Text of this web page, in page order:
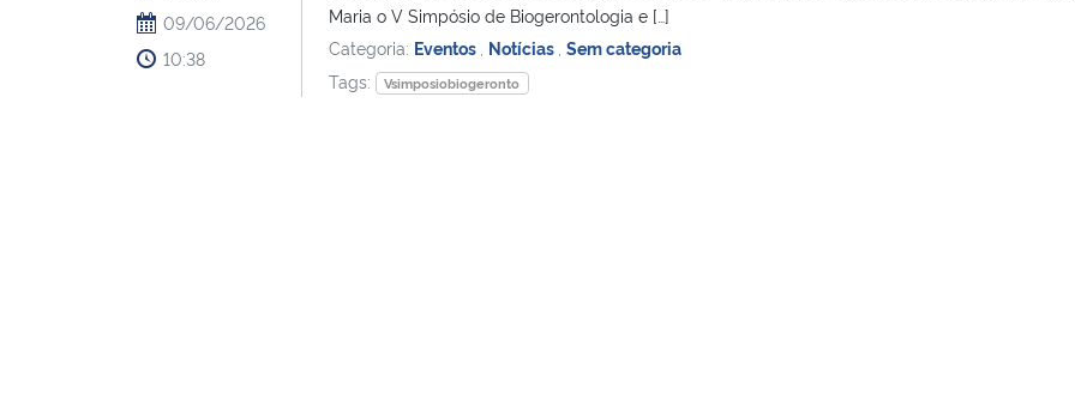
09/06/2026
10:38
Maria o V Simpósio de Biogerontologia e […]
Categoria: Eventos Notícias Sem categoria
Tags:
Vsimposiobiogeronto